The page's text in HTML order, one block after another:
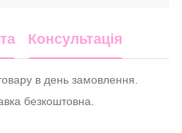
Консультація
в день замовлення.
безкоштовна.